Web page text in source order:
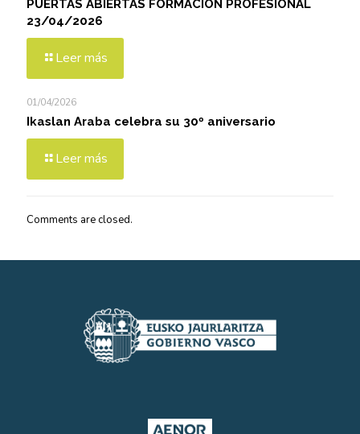
PUERTAS ABIERTAS FORMACIÓN PROFESIONAL
23/04/2026
Leer más
01/04/2026
Ikaslan Araba celebra su 30º aniversario
Leer más
Comments are closed.